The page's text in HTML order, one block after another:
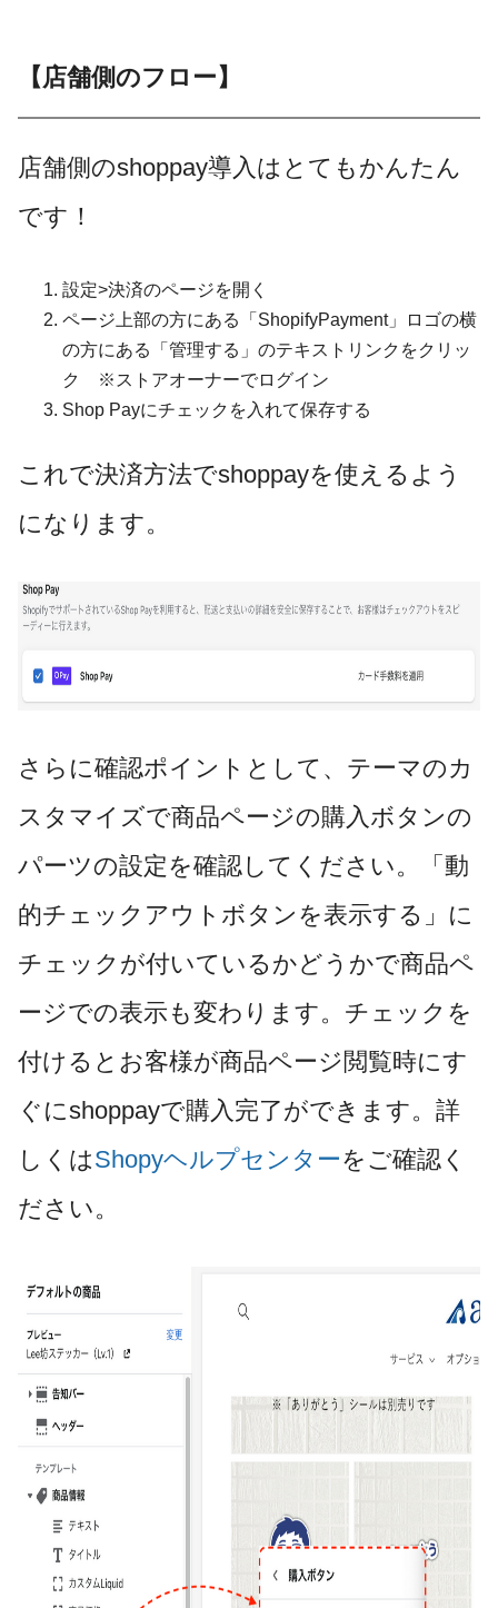
【店舗側のフロー】
店舗側のshoppay導入はとてもかんたん
です！
設定>決済のページを開く
ページ上部の方にある「ShopifyPayment」ロゴの横
の方にある「管理する」のテキストリンクをクリッ
ク ※ストアオーナーでログイン
Shop Payにチェックを入れて保存する
これで決済方法でshoppayを使えるよう
になります。
さらに確認ポイントとして、テーマのカ
スタマイズで商品ページの購入ボタンの
パーツの設定を確認してください。「動
的チェックアウトボタンを表示する」に
チェックが付いているかどうかで商品ペ
ージでの表示も変わります。チェックを
付けるとお客様が商品ページ閲覧時にす
ぐにshoppayで購入完了ができます。詳
しくはShopyヘルプセンターをご確認く
ださい。